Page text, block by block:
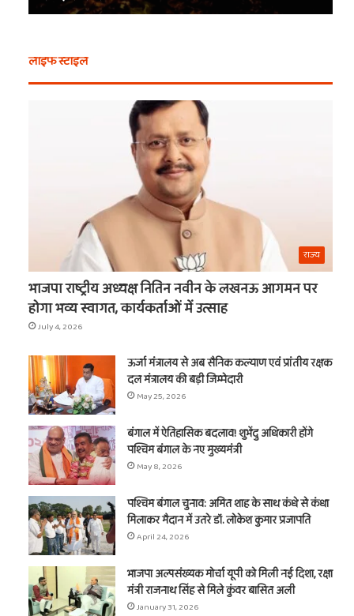
से
खरीदें
ये
वाले
लाइफ स्टाइल
राज्य
भाजपा राष्ट्रीय अध्यक्ष नितिन नवीन के लखनऊ आगमन पर
होगा भव्य स्वागत, कार्यकर्ताओं में उत्साह
July 4, 2026
ऊर्जा मंत्रालय से अब सैनिक कल्याण एवं प्रांतीय रक्षक
दल मंत्रालय की बड़ी जिम्मेदारी
May 25, 2026
बंगाल में ऐतिहासिक बदलाव! शुभेंदु अधिकारी होंगे
पश्चिम बंगाल के नए मुख्यमंत्री
May 8, 2026
पश्चिम बंगाल चुनाव: अमित शाह के साथ कंधे से कंधा
मिलाकर मैदान में उतरे डॉ. लोकेश कुमार प्रजापति
April 24, 2026
भाजपा अल्पसंख्यक मोर्चा यूपी को मिली नई दिशा, रक्षा
मंत्री राजनाथ सिंह से मिले कुंवर बासित अली
January 31, 2026